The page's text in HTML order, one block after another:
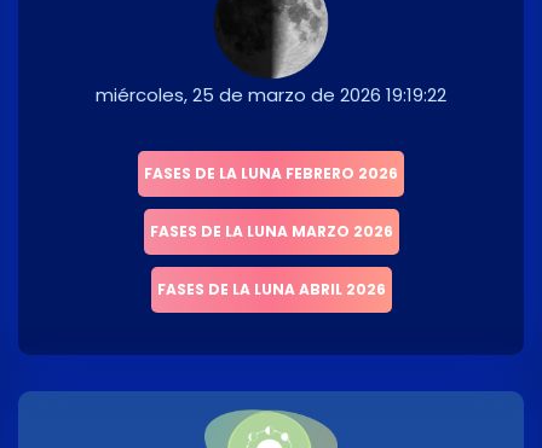
miércoles, 25 de marzo de 2026 19:19:22
FASES DE LA LUNA FEBRERO 2026
FASES DE LA LUNA MARZO 2026
FASES DE LA LUNA ABRIL 2026